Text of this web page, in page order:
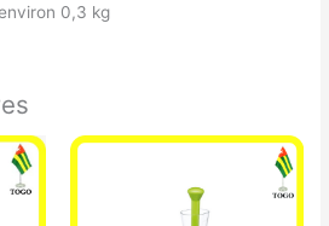
0,3 kg